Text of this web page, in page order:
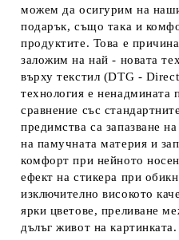
можем да осигурим на
подарък, също така и
продуктите. Това е
заложим на най - новата
върху текстил (DTG -
технология е ненадмината
сравнение със
предимства са запазване
на памучната материя и
комфорт при нейното
ефект на стикера при
изключително високото
ярки цветове, преливане
дълъг живот на картинката.